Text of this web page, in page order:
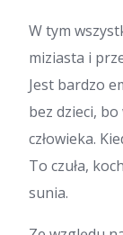
W tym
miziasta i
Jest bardzo
bez dzieci,
człowieka.
To czuła,
sunia.